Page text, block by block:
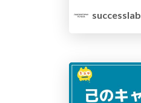
successlab